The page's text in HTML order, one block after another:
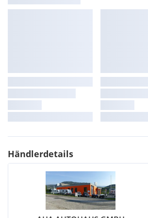
Wir laden sie herzlich gerne zu einer
Terminvereinbarung .
Händlerdetails